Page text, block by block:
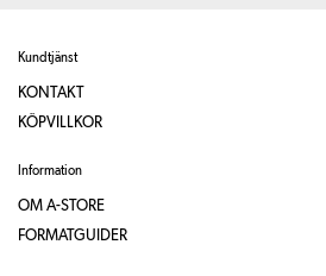
Kundtjänst
KONTAKT
KÖPVILLKOR
Information
OM A-STORE
FORMATGUIDER